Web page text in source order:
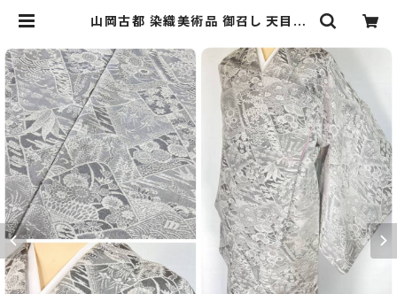
山岡古都 染織美術品 御召し 天目織
ー 1303 | kimono Re:和 [online
store] キモノリワ 着物 帯